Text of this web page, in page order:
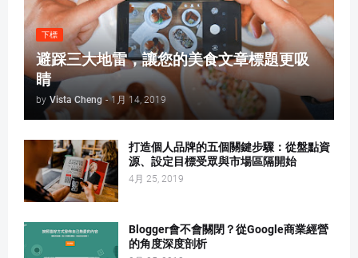
下標
避踩三大地雷，讓您的美食文章標題更吸
睛
by Vista Cheng - 1月 14, 2019
打造個人品牌的五個關鍵步驟：從盤點資
源、設定目標受眾與市場區隔開始
4月 25, 2019
Blogger會不會關閉？從Google商業經營
的角度深度剖析